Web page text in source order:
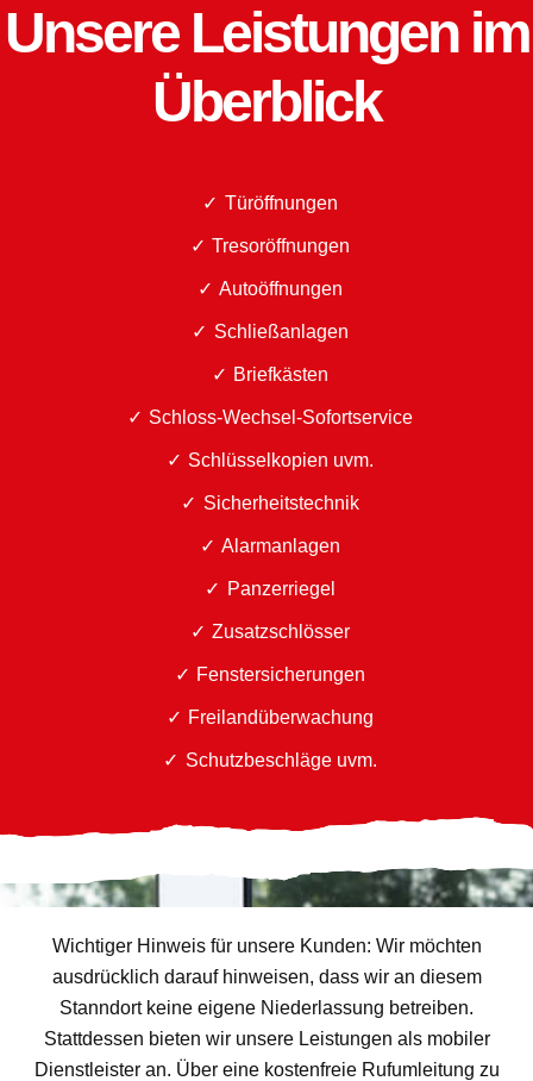
Unsere Leistungen im
Überblick
Türöffnungen
Tresoröffnungen
Autoöffnungen
Schließanlagen
Briefkästen
Schloss-Wechsel-Sofortservice
Schlüsselkopien uvm.
Sicherheitstechnik
Alarmanlagen
Panzerriegel
Zusatzschlösser
Fenstersicherungen
Freilandüberwachung
Schutzbeschläge uvm.
Wichtiger Hinweis für unsere Kunden: Wir möchten
ausdrücklich darauf hinweisen, dass wir an diesem
Stanndort keine eigene Niederlassung betreiben.
Stattdessen bieten wir unsere Leistungen als mobiler
Dienstleister an. Über eine kostenfreie Rufumleitung zu